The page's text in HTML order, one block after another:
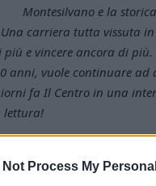
Not Process My
Montesilvano e la
carriera tutta vissuta
e vincere ancora di
anni, vuole continuare
fa Il Centro in una
lettura!
anzi nelle mani, visto
più forti in circolazione.